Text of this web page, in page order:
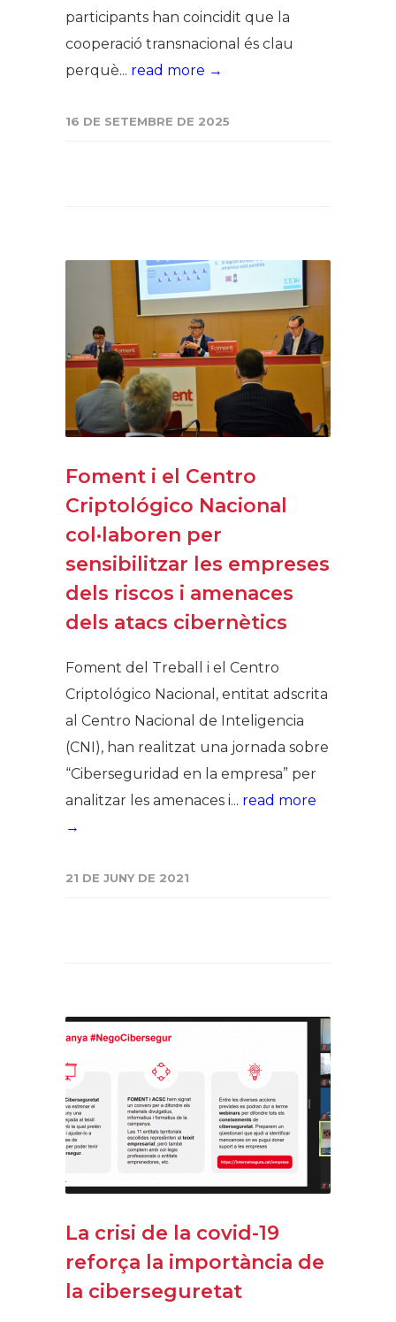
participants han coincidit que la
cooperació transnacional és clau
perquè... read more →
16 DE SETEMBRE DE 2025
Foment i el Centro
Criptológico Nacional
col·laboren per
sensibilitzar les empreses
dels riscos i amenaces
dels atacs cibernètics
Foment del Treball i el Centro
Criptológico Nacional, entitat adscrita
al Centro Nacional de Inteligencia
(CNI), han realitzat una jornada sobre
“Ciberseguridad en la empresa” per
analitzar les amenaces i... read more
→
21 DE JUNY DE 2021
La crisi de la covid-19
reforça la importància de
la ciberseguretat